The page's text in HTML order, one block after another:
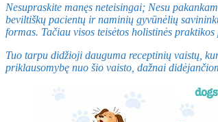
Nesupraskite manęs neteisingai; Nesu
beviltiškų pacientų ir naminių gyvūnėlių
formas. Tačiau visos teisėtos holistinės
Tuo tarpu didžioji dauguma receptinių vaistų,
priklausomybę nuo šio vaisto, dažnai